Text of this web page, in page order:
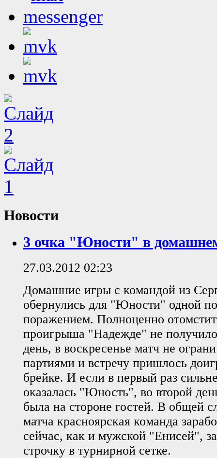
Новости
3 очка "Юности" в
27.03.2012 02:23
Домашние игры с командой из
обернулись для "Юности" одной
поражением. Полноценно
проигрыша "Надежде" не
день, в воскресенье матч не
партиями и встречу пришлось
брейке. И если в первый раз
оказалась "Юность", во второй
была на стороне гостей. В общей
матча красноярская команда
сейчас, как и мужской "Енисей",
строчку в турнирной сетке.